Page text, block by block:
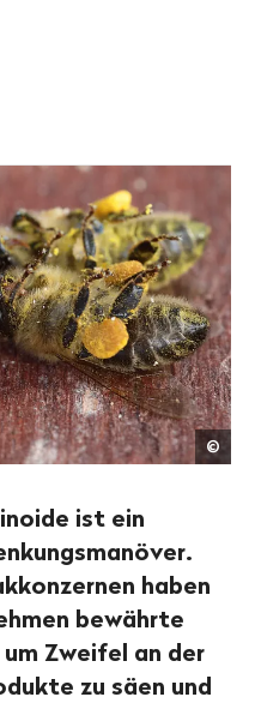
©
ist ein
haben
bewährte
Zweifel an der
zu säen und